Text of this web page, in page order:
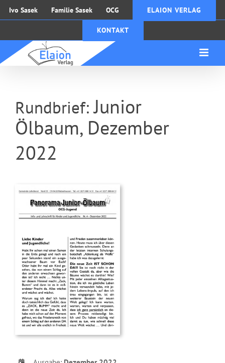
Zum
Inhalt
Ivo Sasek Familie Sasek OCG ELAION VERLAG
KONTAKT
Rundbrief:Junior
Ölbaum, Dezember
2022